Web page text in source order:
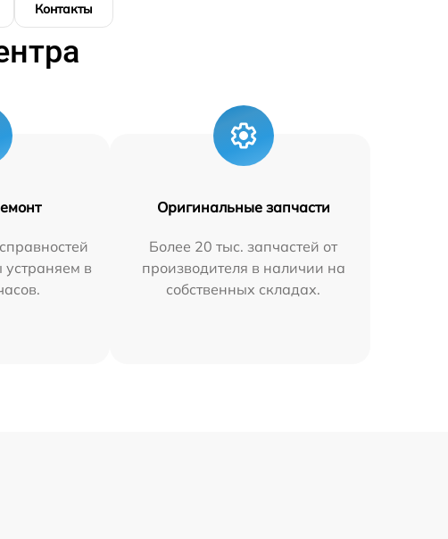
Контакты
в
Оригинальные запчасти
Более 20 тыс. запчастей от
производителя в наличии на
собственных складах.